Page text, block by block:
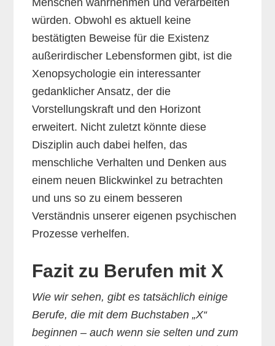
würden. Obwohl es aktuell keine
bestätigten Beweise für die Existenz
außerirdischer Lebensformen gibt, ist die
Xenopsychologie ein interessanter
gedanklicher Ansatz, der die
Vorstellungskraft und den Horizont
erweitert. Nicht zuletzt könnte diese
Disziplin auch dabei helfen, das
menschliche Verhalten und Denken aus
einem neuen Blickwinkel zu betrachten
und uns so zu einem besseren
Verständnis unserer eigenen psychischen
Prozesse verhelfen.
Fazit zu Berufen mit X
Wie wir sehen, gibt es tatsächlich einige
Berufe, die mit dem Buchstaben „X“
beginnen – auch wenn sie selten und zum